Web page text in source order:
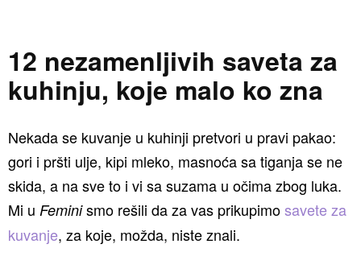
12 nezamenljivih saveta za
kuhinju, koje malo ko zna
Nekada se kuvanje u kuhinji pretvori u pravi pakao:
gori i pršti ulje, kipi mleko, masnoća sa tiganja se ne
skida, a na sve to i vi sa suzama u očima zbog luka.
Mi u Feminismo rešili da za vas prikupimosavete za
kuvanje, za koje, možda, niste znali.